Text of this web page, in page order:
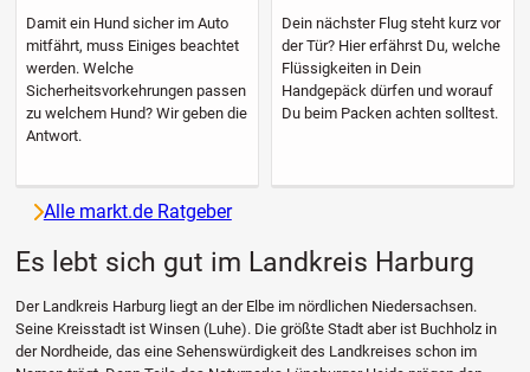
Damit ein Hund sicher im Auto
mitfährt, muss Einiges beachtet
werden. Welche
Sicherheitsvorkehrungen passen
zu welchem Hund? Wir geben die
Antwort.
Dein nächster Flug steht kurz vor
der Tür? Hier erfährst Du, welche
Flüssigkeiten in Dein
Handgepäck dürfen und worauf
Du beim Packen achten solltest.
Alle markt.de Ratgeber
Es lebt sich gut im Landkreis Harburg
Der Landkreis Harburg liegt an der Elbe im nördlichen Niedersachsen.
Seine Kreisstadt ist Winsen (Luhe). Die größte Stadt aber ist Buchholz in
der Nordheide, das eine Sehenswürdigkeit des Landkreises schon im